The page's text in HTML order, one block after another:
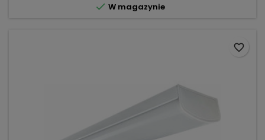
 W magazynie
favorite_border